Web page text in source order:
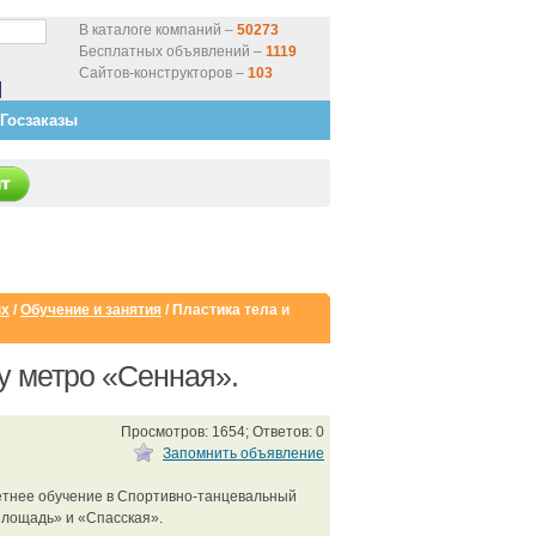
В каталоге компаний – 50273
Бесплатных объявлений – 1119
Сайтов-конструкторов – 103
Госзаказы
/ Обучение и занятия / Пластика тела и
метро «Сенная».
Просмотров: 1654; Ответов: 0
Запомнить объявление
обучение в Спортивно-танцевальный
и «Спасская».